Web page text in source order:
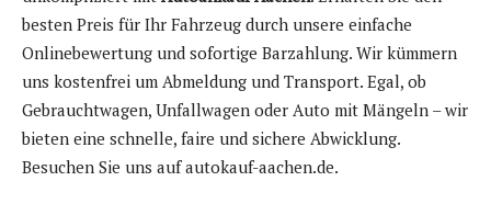
besten Preis für Ihr Fahrzeug durch unsere einfache
Onlinebewertung und sofortige Barzahlung. Wir kümmern
uns kostenfrei um Abmeldung und Transport. Egal, ob
Gebrauchtwagen, Unfallwagen oder Auto mit Mängeln – wir
bieten eine schnelle, faire und sichere Abwicklung.
Besuchen Sie uns auf autokauf-aachen.de.